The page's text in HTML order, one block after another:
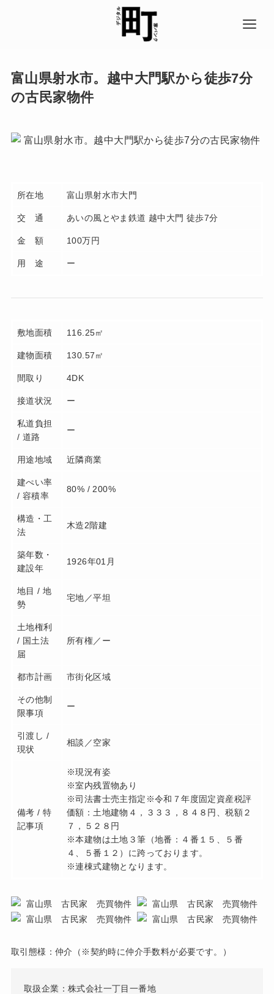
富山県射水市。越中大門駅から徒歩7分
の古民家物件
所在地 富山県射水市大門
交 通 あいの風とやま鉄道 越中大門 徒歩7分
金 額 100万円
用 途 ー
敷地面積 116.25㎡
建物面積 130.57㎡
間取り 4DK
接道状況 ー
私道負担
/ 道路
ー
用途地域 近隣商業
建ぺい率
/ 容積率
80% / 200%
構造・工
法
木造2階建
築年数・
建設年
1926年01月
地目 / 地
勢
宅地／平坦
土地権利
/ 国土法
届
所有権／ー
都市計画 市街化区域
その他制
限事項
ー
引渡し /
現状
相談／空家
備考 / 特
記事項
※現況有姿
※室内残置物あり
※司法書士売主指定 ※令和７年度固定資産税評
価額：土地建物４，３３３，８４８円、税額２
７，５２８円
※本建物は土地３筆（地番：４番１５、５番
４、５番１２）に跨っております。
※連棟式建物となります。
取引態様：仲介（※契約時に仲介手数料が必要です。）
取扱企業：株式会社一丁目一番地